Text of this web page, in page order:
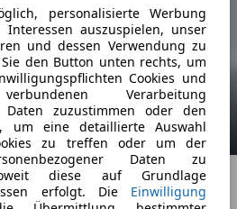
personalisierte Werbung
auszuspielen, unser
und dessen Verwendung zu
den Button unten rechts, um
Cookies und
Verarbeitung
Daten zuzustimmen oder den
um eine detaillierte Auswahl
zu treffen oder um der
Daten zu
diese auf Grundlage
erfolgt. Die Einwilligung
in Deutschland zu Preisen